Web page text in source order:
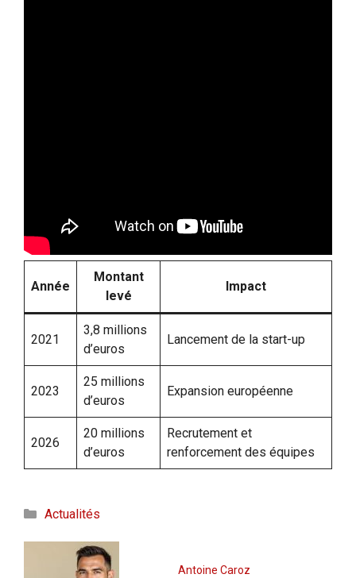
Année
Montant
levé
Impact
2021
3,8 millions
d’euros
Lancement de la start-up
2023
25 millions
d’euros
Expansion européenne
2026
20 millions
d’euros
Recrutement et
renforcement des équipes
Catégories
Actualités
Antoine Caroz